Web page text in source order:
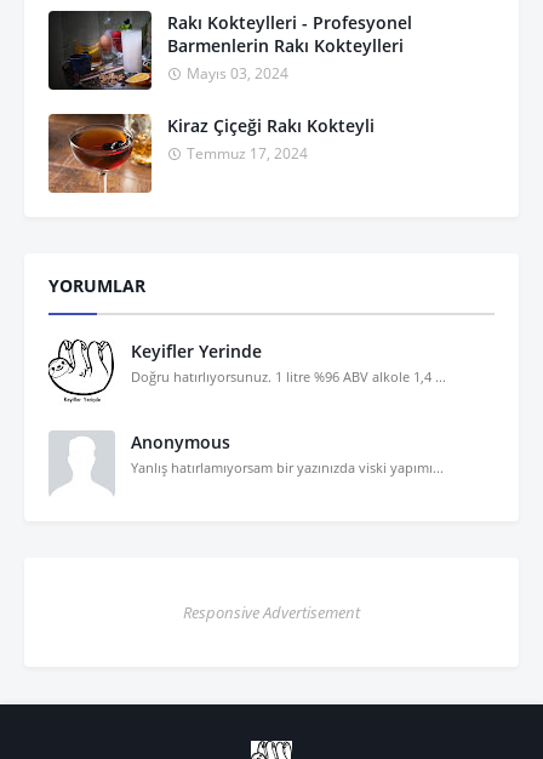
Rakı Kokteylleri - Profesyonel
Barmenlerin Rakı Kokteylleri
Mayıs 03, 2024
Kiraz Çiçeği Rakı Kokteyli
Temmuz 17, 2024
YORUMLAR
Keyifler Yerinde
Doğru hatırlıyorsunuz. 1 litre %96 ABV alkole 1,4 ...
Anonymous
Yanlış hatırlamıyorsam bir yazınızda viski yapımı...
Responsive Advertisement